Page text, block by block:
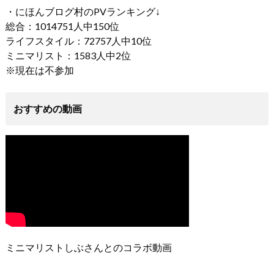
・にほんブログ村のPVランキング↓
総合：1014751人中150位
ライフスタイル：72757人中10位
ミニマリスト：1583人中2位
※現在は不参加
おすすめの動画
ミニマリストしぶさんとのコラボ動画